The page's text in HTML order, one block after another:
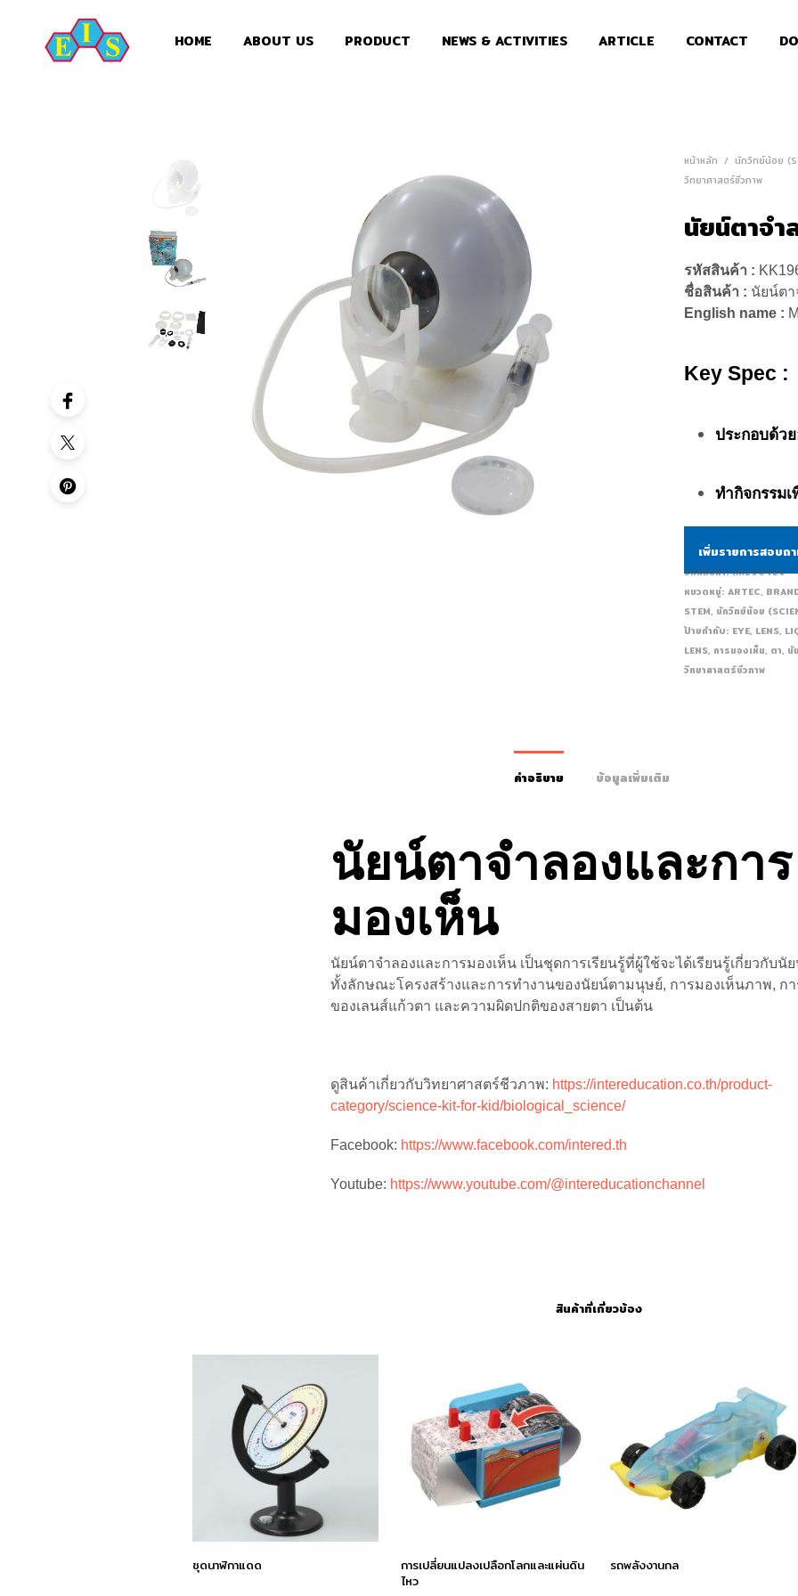
HOME ABOUT US PRODUCT NEWS & ACTIVITIES ARTICLE CONTACT
หน้าหลัก / นักวิทย์น้อย
วิทยาศาสตร์ชีวภาพ
นัยน์ตาจำ
รหัสสินค้า :
ชื่อสินค้า : นัยน์ตา
English name :
Key Spec :
ประกอบด้ว
ทำกิจกรรม
เพิ่มรายการสอบถ
รหัสสินค้า:KK196429
หมวดหมู่:ARTEC,
STEM, นักวิทย์น้อย
ป้ายกำกับ: EYE, LENS,
LENS, การมองเห็น, ตา, นั
วิทยาศาสตร์ชีวภาพ
คำอธิบาย ข้อมูลเพิ่มเติม
นัยน์ตาจำลองและการ
มองเห็น
นัยน์ตาจำลองและการมองเห็น เป็นชุดการเรียนรู้ที่ผู้ใช้จะได้เรียนรู้เกี่ยวกับนั
ทั้งลักษณะโครงสร้างและการทำงานของนัยน์ตามนุษย์, การมองเห็นภาพ, ก
ของเลนส์แก้วตา และความผิดปกติของสายตา เป็นต้น
ดูสินค้าเกี่ยวกับวิทยาศาสตร์ชีวภาพ: https://intereducation.co.th/product-
category/science-kit-for-kid/biological_science/
Facebook: https://www.facebook.com/intered.th
Youtube: https://www.youtube.com/@intereducationchannel
สินค้าที่เกี่ยวข้อง
ชุดนาฬิกาแดด
การเปลี่ยนแปลงเปลือกโลกและแผ่นดิน
ไหว
รถพลังงานกล